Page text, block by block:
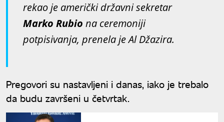
rekao je američki državni sekretar
Marko Rubio na ceremoniji
potpisivanja, prenela je Al Džazira.
Pregovori su nastavljeni i danas, iako je trebalo
da budu završeni u četvrtak.